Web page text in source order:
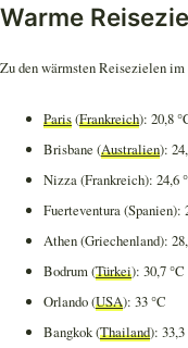
Warme
Zu den wärmsten Reisezielen im
Paris(Frankreich): 20,8
Brisbane (Australien):
Nizza (Frankreich): 24,6
Fuerteventura (Spanien):
Athen (Griechenland):
Bodrum (Türkei): 30,7 °C
Orlando (USA): 33 °C
Bangkok (Thailand): 33,3